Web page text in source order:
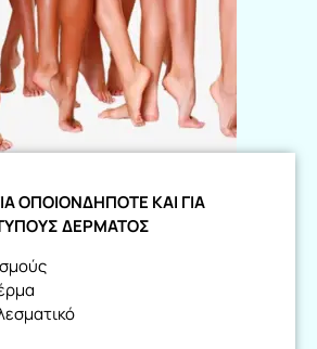
ΟΠΟΙΟΝΔΗΠΟΤΕ ΚΑΙ ΓΙΑ
ΔΕΡΜΑΤΟΣ